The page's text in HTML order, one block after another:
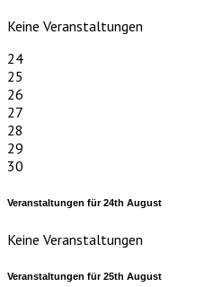
Keine Veranstaltungen
24
25
26
27
28
29
30
Veranstaltungen für24th August
Keine Veranstaltungen
Veranstaltungen für25th August